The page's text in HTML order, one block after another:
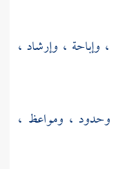
، وإرشاد ،
، ومواعظ ،